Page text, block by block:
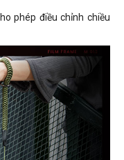
phép điều chỉnh chiều